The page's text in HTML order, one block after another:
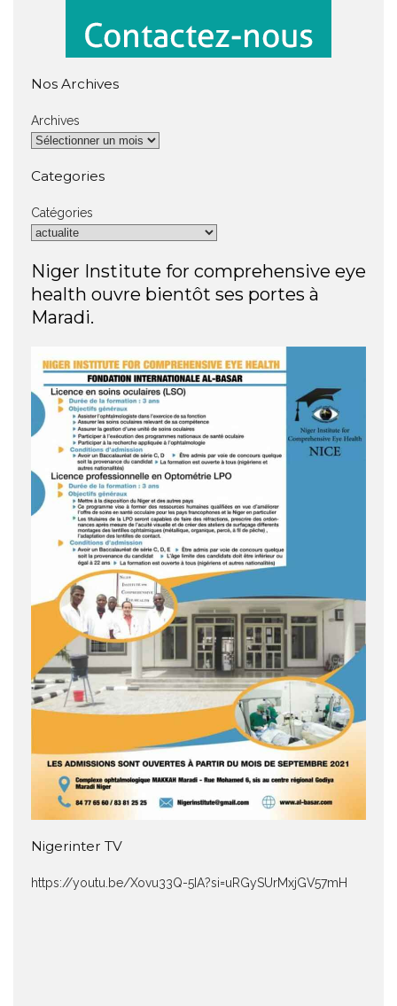
Nos Archives
Archives
Categories
Catégories
Niger Institute for comprehensive eye
health ouvre bientôt ses portes à
Maradi.
Nigerinter TV
https://youtu.be/Xovu33Q-5IA?si=uRGySUrMxjGV57mH